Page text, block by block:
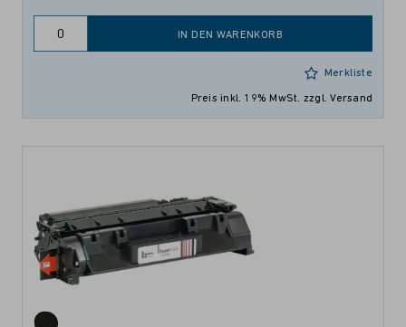
IN DEN WARENKORB
Merkliste
Preis inkl. 19% MwSt. zzgl. Versand